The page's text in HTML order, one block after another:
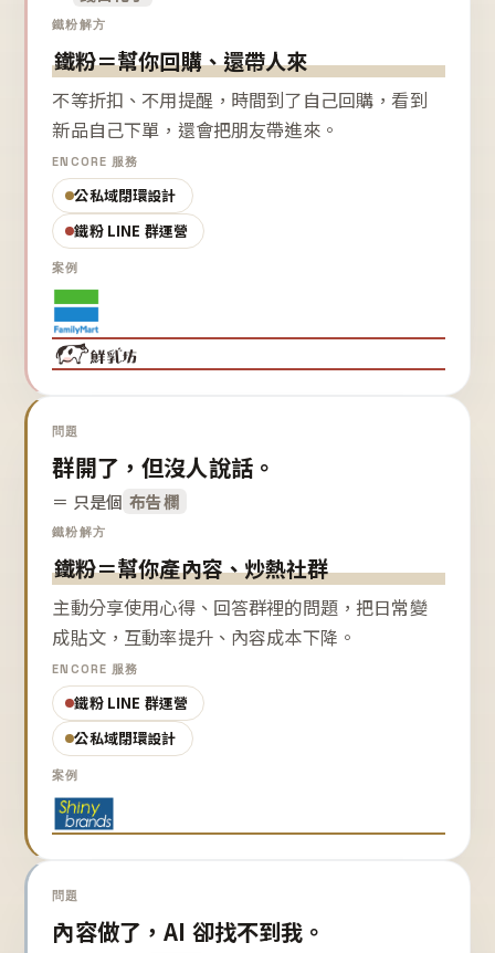
鐵粉解方
鐵粉＝幫你回購、還帶人來
不等折扣、不用提醒，時間到了自己回購，看到
新品自己下單，還會把朋友帶進來。
ENCORE 服務
公私域閉環設計
鐵粉 LINE 群運營
案例
問題
群開了，但沒人說話。
＝ 只是個 布告欄
鐵粉解方
鐵粉＝幫你產內容、炒熱社群
主動分享使用心得、回答群裡的問題，把日常變
成貼文，互動率提升、內容成本下降。
ENCORE 服務
鐵粉 LINE 群運營
公私域閉環設計
案例
問題
內容做了，AI 卻找不到我。